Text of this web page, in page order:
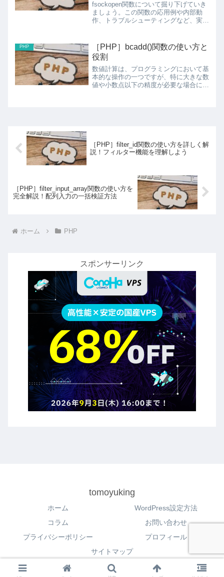
fsockopen関数について掘り下げていき
ましょう。この関数の応用例や内部動
作、トラブルシューティングなど、実際
fsockopenは内部的にはOSのソケット
AP...
PHP
［PHP］bcadd()関数の使い方と
役割
数値計算は、プログラミングにおいて基
本的な操作の一つですが、特に大きな数
値や小数点以下の精度が必要な場合には
［PHP］filter_id関数の使い方を詳しく解
説！フィルター機能を理解しよう
［PHP］filter_input_array関数の使い方を
完全解説！配列入力の一括検証方法
ホーム PHP
スポンサーリンク
tomoyuking
ホーム
WordPress設定方法
コラム
お問い合わせ
プライバシーポリシー
プロフィール
サイトマップ
© 2020 tomoyuking.